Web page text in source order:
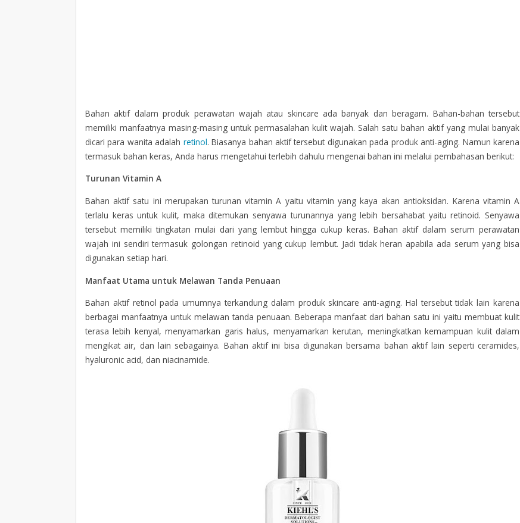
Bahan aktif dalam produk perawatan wajah atau skincare ada banyak dan beragam. Bahan-bahan tersebut
memiliki manfaatnya masing-masing untuk permasalahan kulit wajah. Salah satu bahan aktif yang mulai banyak
dicari para wanita adalah retinol. Biasanya bahan aktif tersebut digunakan pada produk anti-aging. Namun karena
termasuk bahan keras, Anda harus mengetahui terlebih dahulu mengenai bahan ini melalui pembahasan berikut:
Turunan Vitamin A
Bahan aktif satu ini merupakan turunan vitamin A yaitu vitamin yang kaya akan antioksidan. Karena vitamin A
terlalu keras untuk kulit, maka ditemukan senyawa turunannya yang lebih bersahabat yaitu retinoid. Senyawa
tersebut memiliki tingkatan mulai dari yang lembut hingga cukup keras. Bahan aktif dalam serum perawatan
wajah ini sendiri termasuk golongan retinoid yang cukup lembut. Jadi tidak heran apabila ada serum yang bisa
digunakan setiap hari.
Manfaat Utama untuk Melawan Tanda Penuaan
Bahan aktif retinol pada umumnya terkandung dalam produk skincare anti-aging. Hal tersebut tidak lain karena
berbagai manfaatnya untuk melawan tanda penuaan. Beberapa manfaat dari bahan satu ini yaitu membuat kulit
terasa lebih kenyal, menyamarkan garis halus, menyamarkan kerutan, meningkatkan kemampuan kulit dalam
mengikat air, dan lain sebagainya. Bahan aktif ini bisa digunakan bersama bahan aktif lain seperti ceramides,
hyaluronic acid, dan niacinamide.